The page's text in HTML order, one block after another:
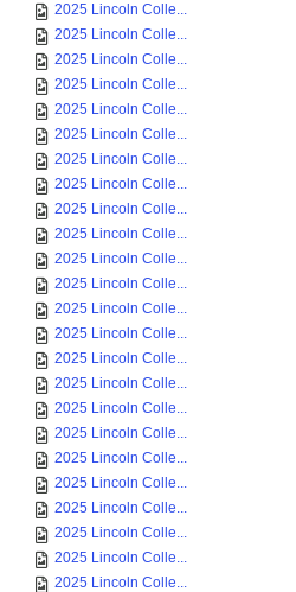
2025 Lincoln Colle...
2025 Lincoln Colle...
2025 Lincoln Colle...
2025 Lincoln Colle...
2025 Lincoln Colle...
2025 Lincoln Colle...
2025 Lincoln Colle...
2025 Lincoln Colle...
2025 Lincoln Colle...
2025 Lincoln Colle...
2025 Lincoln Colle...
2025 Lincoln Colle...
2025 Lincoln Colle...
2025 Lincoln Colle...
2025 Lincoln Colle...
2025 Lincoln Colle...
2025 Lincoln Colle...
2025 Lincoln Colle...
2025 Lincoln Colle...
2025 Lincoln Colle...
2025 Lincoln Colle...
2025 Lincoln Colle...
2025 Lincoln Colle...
2025 Lincoln Colle...